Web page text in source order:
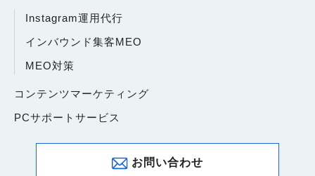
Instagram運用代行
インバウンド集客MEO
MEO対策
コンテンツマーケティング
PCサポートサービス
お問い合わせ